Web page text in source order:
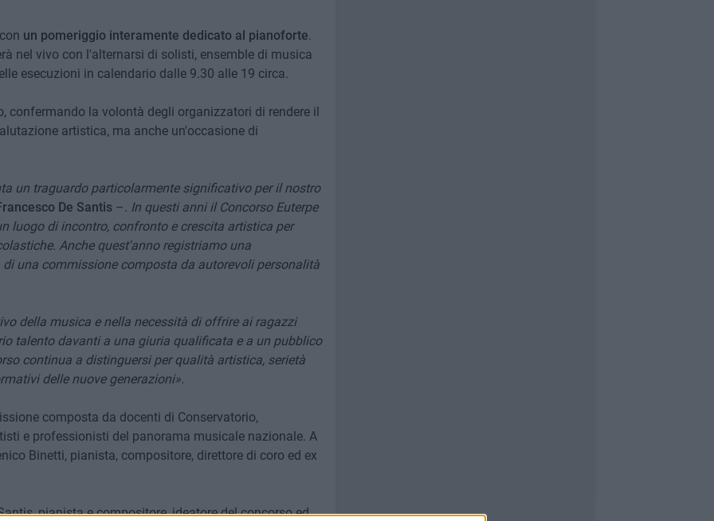
un pomeriggio interamente dedicato al pianoforte.
nel vivo con l'alternarsi di solisti, ensemble di musica
esecuzioni in calendario dalle 9.30 alle 19 circa.
confermando la volontà degli organizzatori di rendere il
artistica, ma anche un'occasione di
un traguardo particolarmente significativo per il nostro
De Santis–. In questi anni il Concorso Euterpe
luogo di incontro, confronto e crescita artistica per
Anche quest'anno registriamo una
una commissione composta da autorevoli personalità
della musica e nella necessità di offrire ai ragazzi
talento davanti a una giuria qualificata e a un pubblico
continua a distinguersi per qualità artistica, serietà
delle nuove generazioni».
composta da docenti di Conservatorio,
e professionisti del panorama musicale nazionale. A
Binetti, pianista, compositore, direttore di coro ed ex
pianista e compositore, ideatore del concorso ed